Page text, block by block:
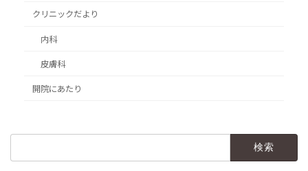
クリニックだより
内科
皮膚科
開院にあたり